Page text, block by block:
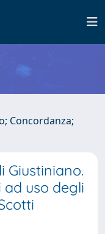
Concordanza;
Giustiniano.
uso degli